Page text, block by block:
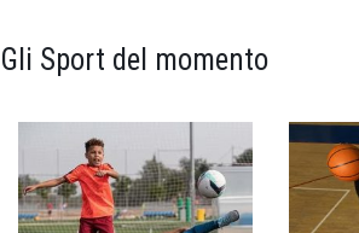
Gli Sport del momento